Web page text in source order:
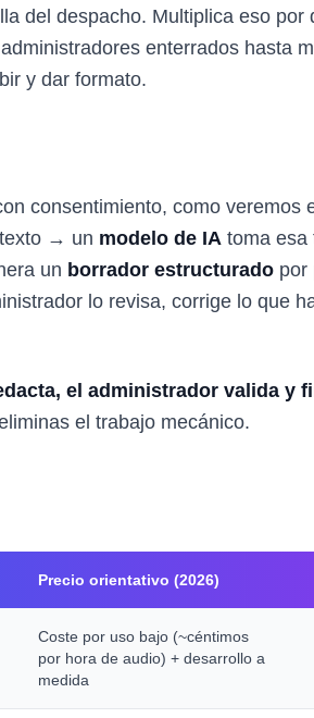
del despacho. Multiplica eso
enterrados hasta
y dar formato.
consentimiento, como veremos
→ un modelo de IA toma esa
un borrador estructurado por
lo revisa, corrige lo que
el administrador valida y
el trabajo mecánico.
Precio orientativo (2026)
Coste por uso bajo (~céntimos
por hora de audio) + desarrollo a
medida